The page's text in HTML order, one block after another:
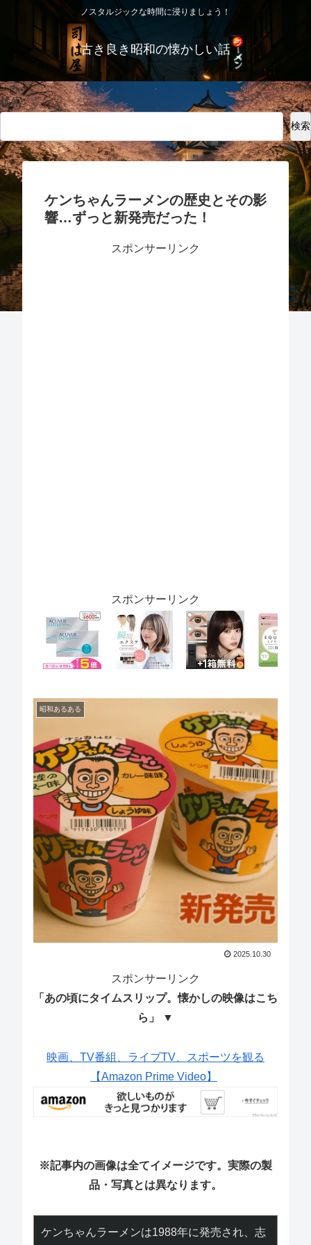
ノスタルジックな時間に浸りましょう！
古き良き昭和の懐かしい話
検索
検索
ケンちゃんラーメンの歴史とその影
響…ずっと新発売だった！
スポンサーリンク
スポンサーリンク
昭和あるある
2025.10.30
スポンサーリンク
「あの頃にタイムスリップ。懐かしの映像はこち
ら」 ▼
映画、TV番組、ライブTV、スポーツを観る
【Amazon Prime Video】
※記事内の画像は全てイメージです。実際の製
品・写真とは異なります。
ケンちゃんラーメンは1988年に発売され、志